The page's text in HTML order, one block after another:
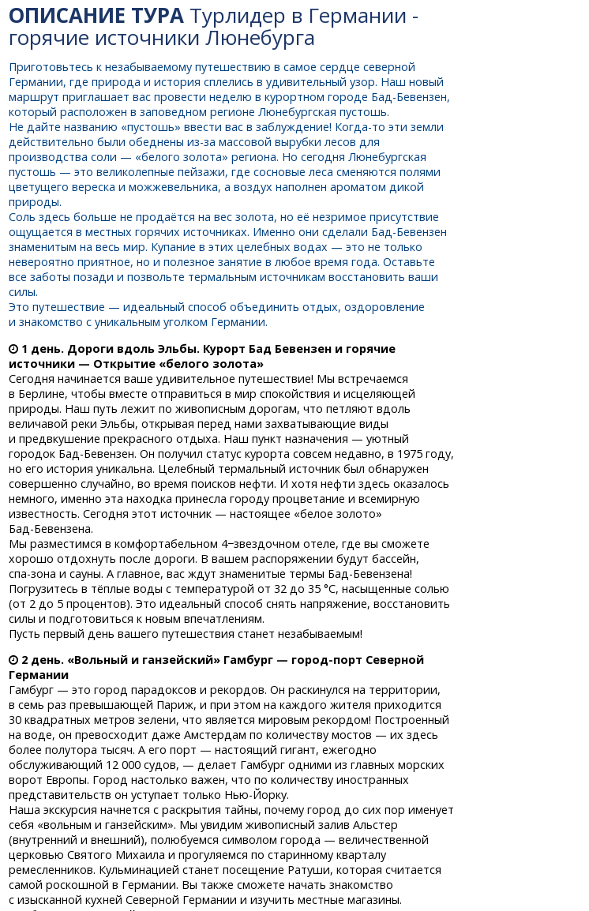
ОПИСАНИЕ ТУРА Турлидер в Германии -
горячие источники Люнебурга
Приготовьтесь к незабываемому путешествию в самое сердце северной
Германии, где природа и история сплелись в удивительный узор. Наш новый
маршрут приглашает вас провести неделю в курортном городе Бад-Бевензен,
который расположен в заповедном регионе Люнебургская пустошь.
Не дайте названию «пустошь» ввести вас в заблуждение! Когда-то эти земли
действительно были обедненыиз-за массовой вырубки лесов для
производства соли — «белого золота» региона. Но сегодня Люнебургская
пустошь — это великолепные пейзажи, где сосновые леса сменяются полями
цветущего вереска и можжевельника, а воздух наполнен ароматом дикой
природы.
Соль здесь больше не продаётся на вес золота, но её незримое присутствие
ощущается в местных горячих источниках. Именно они сделали Бад-Бевензен
знаменитым на весь мир. Купание в этих целебных водах — это не только
невероятно приятное, но и полезное занятие в любое время года. Оставьте
все заботы позади и позвольте термальным источникам восстановить ваши
силы.
Это путешествие — идеальный способ объединить отдых, оздоровление
и знакомство с уникальным уголком Германии.
1 день. Дороги вдоль Эльбы. Курорт Бад Бевензен и горячие
источники — Открытие «белого золота»
Сегодня начинается ваше удивительное путешествие! Мы встречаемся
в Берлине, чтобы вместе отправиться в мир спокойствия и исцеляющей
природы. Наш путь лежит по живописным дорогам, что петляют вдоль
величавой реки Эльбы, открывая перед нами захватывающие виды
и предвкушение прекрасного отдыха. Наш пункт назначения — уютный
городок Бад-Бевензен. Он получил статус курорта совсем недавно, в 1975 году,
но его история уникальна. Целебный термальный источник был обнаружен
совершенно случайно, во время поисков нефти. И хотя нефти здесь оказалось
немного, именно эта находка принесла городу процветание и всемирную
известность. Сегодня этот источник — настоящее «белое золото»
Бад-Бевензена.
Мы разместимся в комфортабельном 4−звездочном отеле, где вы сможете
хорошо отдохнуть после дороги. В вашем распоряжении будут бассейн,
спа-зона и сауны. А главное, вас ждут знаменитые термы Бад-Бевензена!
Погрузитесь в тёплые воды с температурой от 32 до 35 °C, насыщенные солью
(от 2 до 5 процентов). Это идеальный способ снять напряжение, восстановить
силы и подготовиться к новым впечатлениям.
Пусть первый день вашего путешествия станет незабываемым!
2 день. «Вольный и ганзейский» Гамбург — город-порт Северной
Германии
Гамбург — это город парадоксов и рекордов. Он раскинулся на территории,
в семь раз превышающей Париж, и при этом на каждого жителя приходится
30 квадратных метров зелени, что является мировым рекордом! Построенный
на воде, он превосходит даже Амстердам по количеству мостов — их здесь
более полутора тысяч. А его порт — настоящий гигант, ежегодно
обслуживающий 12 000 судов, — делает Гамбург одними из главных морских
ворот Европы. Город настолько важен, что по количеству иностранных
представительств он уступает только Нью-Йорку.
Наша экскурсия начнется с раскрытия тайны, почему город до сих пор именует
себя «вольным и ганзейским». Мы увидим живописный залив Альстер
(внутренний и внешний), полюбуемся символом города — величественной
церковью Святого Михаила и прогуляемся по старинному кварталу
ремесленников. Кульминацией станет посещение Ратуши, которая считается
самой роскошной в Германии. Вы также сможете начать знакомство
с изысканной кухней Северной Германии и изучить местные магазины.